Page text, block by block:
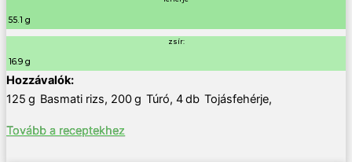
55.1 g
zsír:
16.9 g
125 g Basmati rizs, 200g Túró, 4db Tojásfehérje,
Tovább a receptekhez